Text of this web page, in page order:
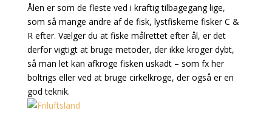
Ålen er som de fleste ved i kraftig tilbagegang lige,
som så mange andre af de fisk, lystfiskerne fisker C &
R efter. Vælger du at fiske målrettet efter ål, er det
derfor vigtigt at bruge metoder, der ikke kroger dybt,
så man let kan afkroge fisken uskadt – som fx her
boltrigs eller ved at bruge cirkelkroge, der også er en
god teknik.